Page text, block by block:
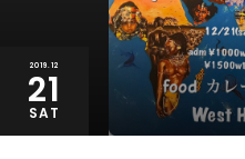
2019.12
21
SAT